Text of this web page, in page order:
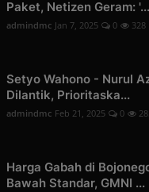
Paket, Netizen Geram: '...
admindmc Jan 7, 2025 0 328
Setyo Wahono - Nurul
Dilantik, Prioritaska...
admindmc Feb 21, 2025 0
Harga Gabah di
Bawah Standar, GMNI ...